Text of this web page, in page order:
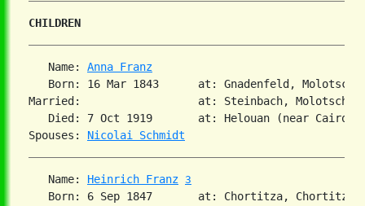
CHILDREN
   Name:
Anna Franz
Born: 16 Mar 1843      at: Gnadenfeld,
Married:                  at: Steinbach, Molotschna,
Died: 7 Oct 1919       at: Helouan (near
Spouses: Nicolai Schmidt
   Name:
Heinrich Franz 3
Born: 6 Sep 1847       at: Chortitza,